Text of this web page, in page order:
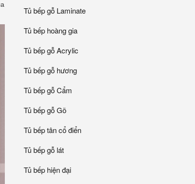
Tủ bếp gỗ Laminate
Tủ bếp hoàng gia
Tủ bếp gỗ Acrylic
Tủ bếp gỗ hương
Tủ bếp gỗ Cẩm
Tủ bếp gỗ Gõ
Tủ bếp tân cổ điển
Tủ bếp gỗ lát
Tủ bếp hiện đại